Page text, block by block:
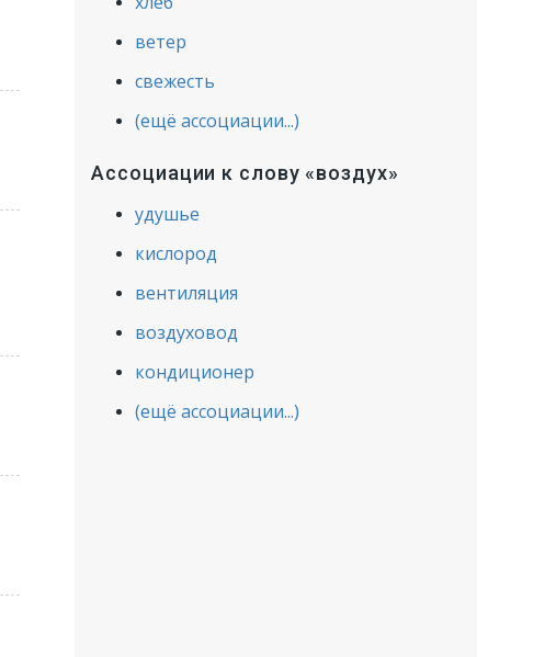
ветер
свежесть
(ещё ассоциации...)
Ассоциации к слову «воздух»
удушье
кислород
вентиляция
воздуховод
кондиционер
(ещё ассоциации...)